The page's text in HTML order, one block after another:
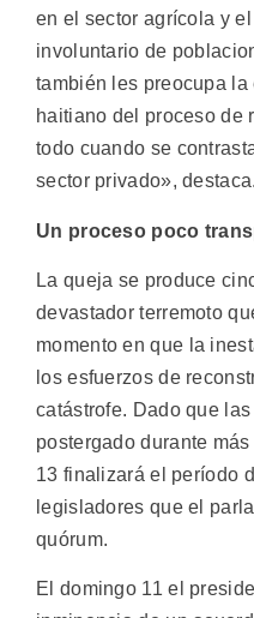
en el sector agrícola y
involuntario de
también les preocupa
haitiano del proceso de
todo cuando se
sector privado», destaca.
Un proceso poco
La queja se produce
devastador terremoto
momento en que la
los esfuerzos de
catástrofe. Dado que
postergado durante
13 finalizará el período
legisladores que el
quórum.
El domingo 11 el